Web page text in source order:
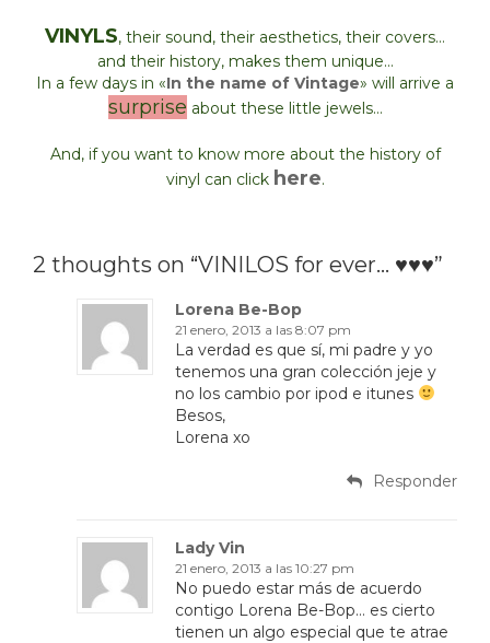
VINYLS, their sound, their aesthetics, their covers…
and their history, makes them unique…
In a few days in «In the name of Vintage» will arrive a
surprise about these little jewels…
And, if you want to know more about the history of
vinyl can click here.
2 thoughts on “VINILOS for ever… ♥♥♥”
Lorena Be-Bop
21 enero, 2013 a las 8:07 pm
La verdad es que sí, mi padre y yo
tenemos una gran colección jeje y
no los cambio por ipod e itunes
Besos,
Lorena xo
Responder
Lady Vin
21 enero, 2013 a las 10:27 pm
No puedo estar más de acuerdo
contigo Lorena Be-Bop… es cierto
tienen un algo especial que te atrae